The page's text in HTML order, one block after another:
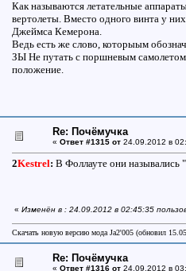
Как называются летательные
вертолеты. Вместо одного винта у
Джеймса Кемерона.
Ведь есть же слово, которыым
ЗЫ Не путать с поршневым самолетом
положение.
Re: Почёмучка
« Ответ #1315 от24.09.2012 в
2Kestrel: В Фоллауте они назывались
« Изменён в : 24.09.2012 в 02:45:35
Скачать новую версию мода Ja2'005 (обновил
Re: Почёмучка
« Ответ #1316 от24.09.2012 в